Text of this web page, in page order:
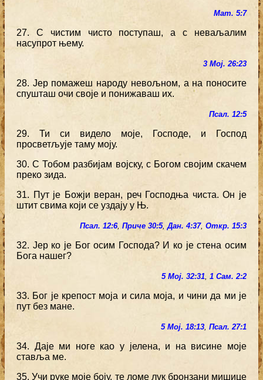
Мат. 5:7
27. С чистим чисто поступаш, а с неваљалим
насупрот њему.
3 Мој. 26:23
28. Јер помажеш народу невољном, а на поносите
спушташ очи своје и понижаваш их.
Псал. 12:5
29. Ти си видело моје, Господе, и Господ
просветљује таму моју.
30. С Тобом разбијам војску, с Богом својим скачем
преко зида.
31. Пут је Божји веран, реч Господња чиста. Он је
штит свима који се уздају у Њ.
Псал. 12:6, Приче 30:5,Дан. 4:37, Откр. 15:3
32. Јер ко је Бог осим Господа? И ко је стена осим
Бога нашег?
5 Мој. 32:31, 1 Сам. 2:2
33. Бог је крепост моја и сила моја, и чини да ми је
пут без мане.
5 Мој. 18:13, Псал. 27:1
34. Даје ми ноге као у јелена, и на висине моје
ставља ме.
35. Учи руке моје боју, те ломе лук бронзани мишице